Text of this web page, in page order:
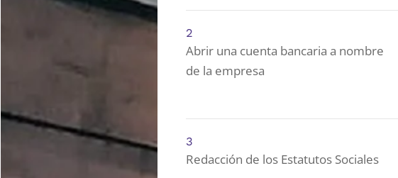
2
Abrir una cuenta bancaria a nombre
de la empresa
3
Redacción de los Estatutos Sociales